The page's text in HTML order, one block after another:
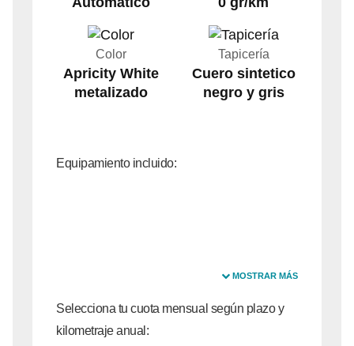
Color
Apricity White
metalizado
Tapicería
Cuero sintetico
negro y gris
Equipamiento incluido:
MOSTRAR MÁS
Selecciona tu cuota mensual según plazo y
kilometraje anual: